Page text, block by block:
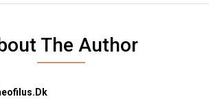
The Author